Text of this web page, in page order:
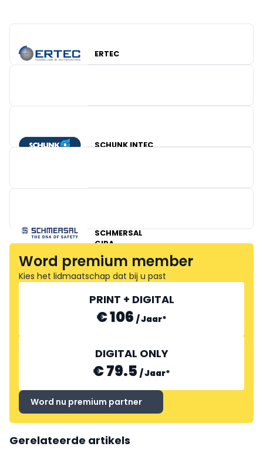
ERTEC
EPLAN
SCHUNK INTEC
GIRA
SCHMERSAL
Word premium member
Kies het lidmaatschap dat bij u past
PRINT + DIGITAL
€ 106 /Jaar*
DIGITAL ONLY
€ 79.5 /Jaar*
Word nu premium partner
Gerelateerde artikels